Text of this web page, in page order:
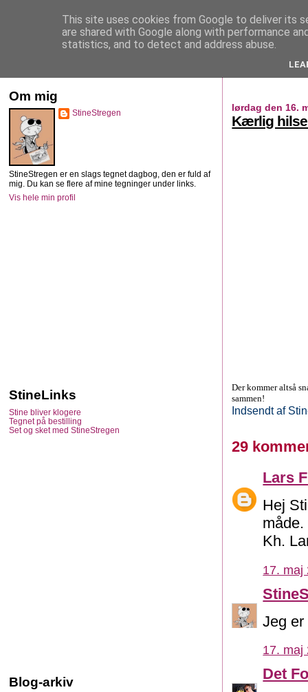
StineStregen
lørdag den 16.
Kærlig
Der kommer altså
sammen!
Indsendt af
29
Lars
Hej
Kh.
17. maj
Jeg er
17. maj
Det
Om mig
StineStregen
StineStregen er en slags tegnet dagbog, den er fuld af
mig. Du kan se flere af mine tegninger under links.
Vis hele min profil
StineLinks
Stine bliver klogere
Tegnet på bestilling
Set og sket med StineStregen
Blog-arkiv
This site uses cookies from Google to deliver its
are shared with Google along with performance
statistics, and to detect and address abuse.